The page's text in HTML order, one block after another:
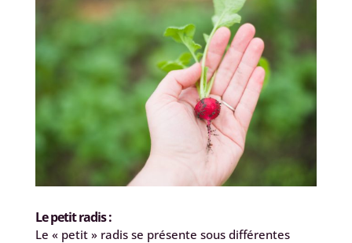
Le petit radis :
Le « petit » radis se présente sous différentes